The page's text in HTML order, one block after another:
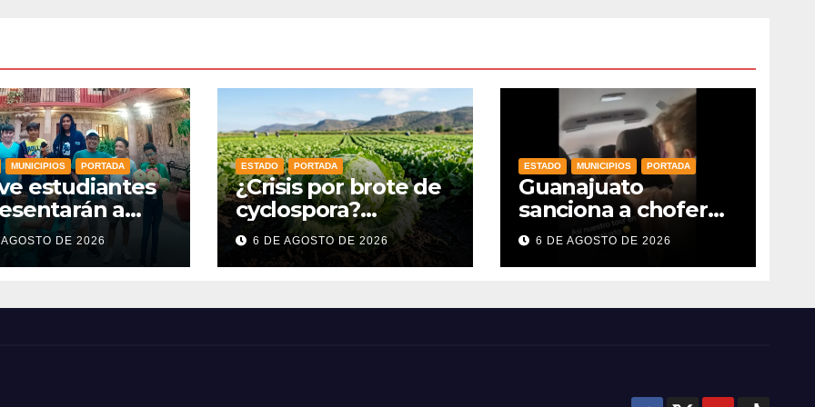
MUNICIPIOS PORTADA
estudiantes
a
en la
Mexicana
DE 2026
ESTADO PORTADA
¿Crisis por brote de
cyclospora?
Guanajuato
mantiene intactas
6 DE AGOSTO DE 2026
ESTADO MUNICIPIOS PORTADA
Guanajuato
sanciona a chofer
de transporte
turístico e
6 DE AGOSTO DE 2026